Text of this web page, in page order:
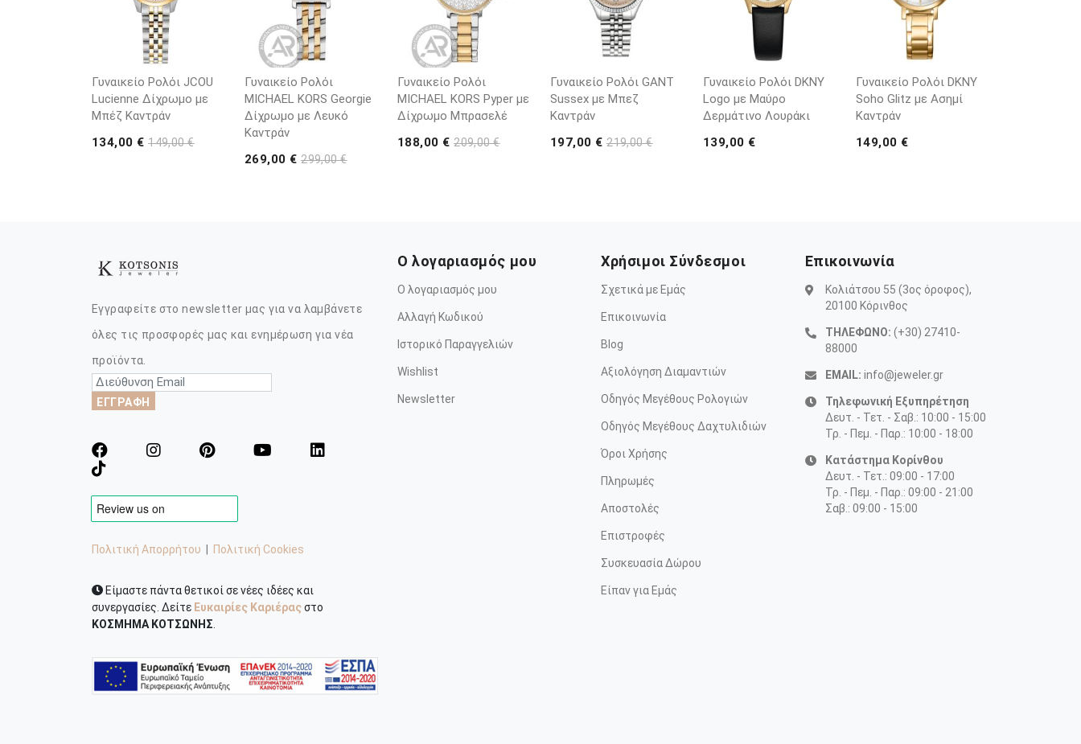
Γυναικείο Ρολόι JCOU
Lucienne Δίχρωμο με
Μπέζ Καντράν
134,00 €149,00 €
Γυναικείο Ρολόι
MICHAEL KORS Georgie
Δίχρωμο με Λευκό
Καντράν
269,00 €299,00 €
Γυναικείο Ρολόι
MICHAEL KORS Pyper με
Δίχρωμο Μπρασελέ
188,00 €209,00 €
Γυναικείο Ρολόι GANT
Sussex με Μπεζ
Καντράν
197,00 €219,00 €
Γυναικείο Ρολόι DKNY
Logo με Μαύρο
Δερμάτινο Λουράκι
139,00 €
Γυναικείο Ρολόι DKNY
Soho Glitz με Ασημί
Καντράν
149,00 €
Εγγραφείτε στο newsletter μας για να λαμβάνετε
όλες τις προσφορές μας και ενημέρωση για νέα
προϊόντα.
ΕΓΓΡΑΦΗ
Πολιτική Απορρήτου Πολιτική Cookies
Είμαστε πάντα θετικοί σε νέες ιδέες και
συνεργασίες. Δείτε Ευκαιρίες Καριέραςστο
ΚΟΣΜΗΜΑ ΚΟΤΣΩΝΗΣ
Ο λογαριασμός μου
Ο λογαριασμός μου
Αλλαγή Κωδικού
Ιστορικό Παραγγελιών
Wishlist
Newsletter
Χρήσιμοι Σύνδεσμοι
Σχετικά με Εμάς
Επικοινωνία
Blog
Αξιολόγηση Διαμαντιών
Οδηγός Μεγέθους Ρολογιών
Οδηγός Μεγέθους Δαχτυλιδιών
Όροι Χρήσης
Πληρωμές
Αποστολές
Επιστροφές
Συσκευασία Δώρου
Είπαν για Εμάς
Επικοινωνία
Κολιάτσου 55 (3ος όροφος),
20100 Κόρινθος
ΤΗΛΕΦΩΝΟ: (+30) 27410-
88000
EMAIL: info@jeweler.gr
Τηλεφωνική Εξυπηρέτηση
Δευτ. - Τετ. - Σαβ.: 10:00 - 15:00
Τρ. - Πεμ. - Παρ.: 10:00 - 18:00
Κατάστημα Κορίνθου
Δευτ. - Τετ.: 09:00 - 17:00
Τρ. - Πεμ. - Παρ.: 09:00 - 21:00
Σαβ.: 09:00 - 15:00